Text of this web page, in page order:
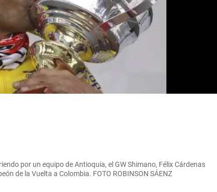
por un equipo de Antioquia, el GW Shimano, Félix Cárdenas
de la Vuelta a Colombia. FOTO ROBINSON SÁENZ